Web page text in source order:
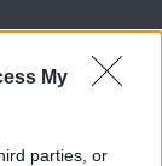
My
parties, or